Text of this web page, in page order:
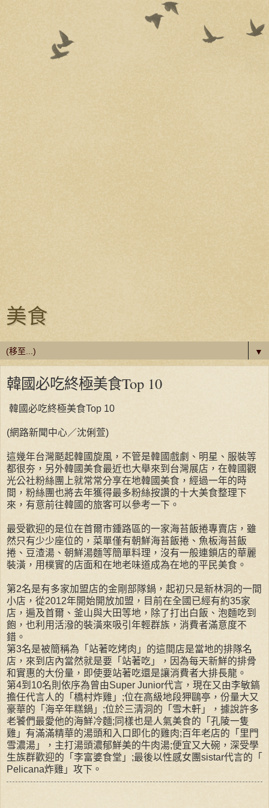
美食
▼
韓國必吃終極美食Top 10
韓國必吃終極美食Top 10
(網路新聞中心／沈俐萱)
這幾年台灣颳起韓國旋風，不管是韓國戲劇、明星、服裝等
都很夯，另外韓國美食最近也大舉來到台灣展店，在韓國觀
光公社粉絲團上就常常分享在地韓國美食，經過一年的時
間，粉絲團也將去年獲得最多粉絲按讚的十大美食整理下
來，有意前往韓國的旅客可以參考一下。
最受歡迎的是位在首爾市鍾路區的一家海苔飯捲專賣店，雖
然只有少少座位的，菜單僅有朝鮮海苔飯捲、魚板海苔飯
捲、豆渣湯、朝鮮湯麵等簡單料理，沒有一般連鎖店的華麗
裝潢，用樸實的店面和在地老味道成為在地的平民美食。
第2名是有多家加盟店的金剛部隊鍋，起初只是新林洞的一間
小店，從2012年開始開放加盟，目前在全國已經有約35家
店，遍及首爾、釜山與大田等地，除了打出白飯、泡麵吃到
飽，也利用活潑的裝潢來吸引年輕群族，消費者滿意度不
錯。
第3名是被簡稱為「站著吃烤肉」的這間店是當地的排隊名
店，來到店內當然就是要「站著吃」，因為每天新鮮的排骨
和實惠的大份量，即使要站著吃還是讓消費者大排長龍。
第4到10名則依序為曾由Super Junior代言，現在又由李敏鎬
擔任代言人的「橋村炸雞」;位在高級地段狎鷗亭，份量大又
豪華的「海辛年糕鍋」;位於三清洞的「雪木軒」，據說許多
老饕們最愛他的海鮮冷麵;同樣也是人氣美食的「孔陵一隻
雞」有滿滿精華的湯頭和入口即化的雞肉;百年老店的「里門
雪濃湯」，主打湯頭濃郁鮮美的牛肉湯;便宜又大碗，深受學
生族群歡迎的「李富婆食堂」;最後以性感女團sistar代言的「
Pelicana炸雞」攻下。